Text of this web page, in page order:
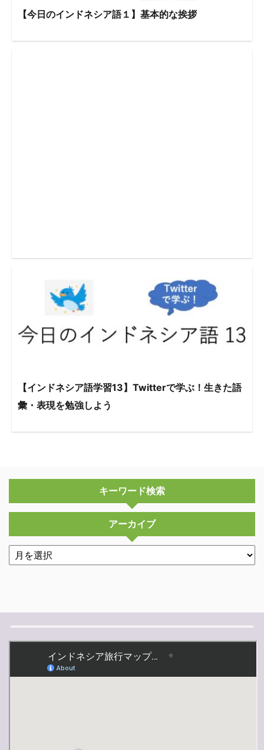
【今日のインドネシア語１】基本的な挨拶
【インドネシア語学習13】Twitterで学ぶ！生きた語
彙・表現を勉強しよう
キーワード検索
アーカイブ